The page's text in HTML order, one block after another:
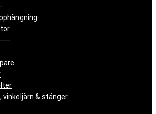
vinkeljärn & stänger